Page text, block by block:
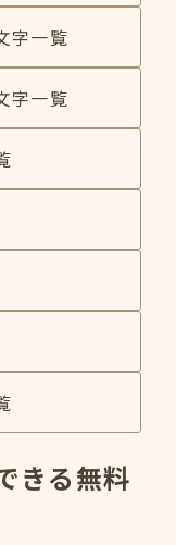
字一覧
字一覧
きる無料